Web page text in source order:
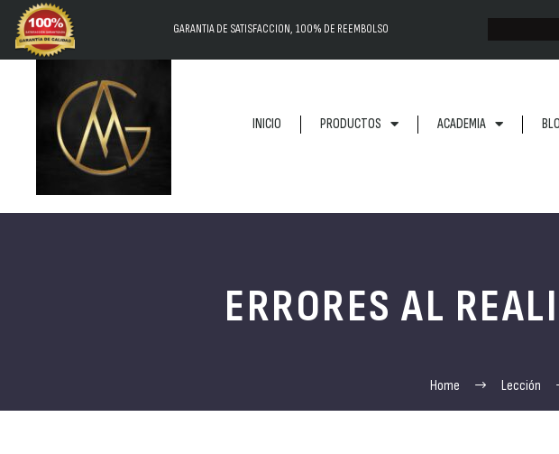
GARANTIA DE SATISFACCION, 100% DE REEMBOLSO
INICIO PRODUCTOS ACADEMIA
ERRORES AL
Home Lección